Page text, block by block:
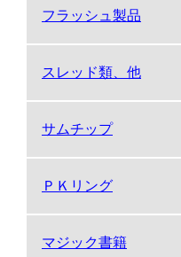
フラッシュ製品
スレッド類、他
サムチップ
ＰＫリング
マジック書籍